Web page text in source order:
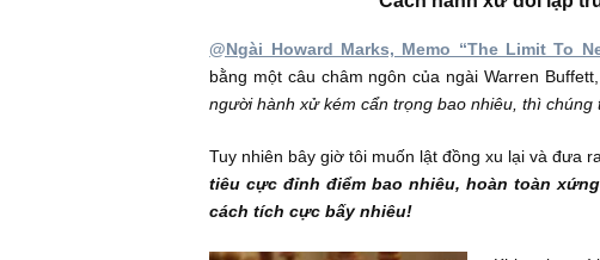
swing về hai mức cực đại của loài
đóng băng trước những cơ hội dài hạn…
Cách hành xử
@Ngài Howard Marks, Memo “The
bằng một câu châm ngôn của ngài